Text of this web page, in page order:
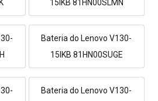
15IKB 81HN00SLMN
Bateria do Lenovo V130-
15IKB 81HN00SUGE
Bateria do Lenovo V130-